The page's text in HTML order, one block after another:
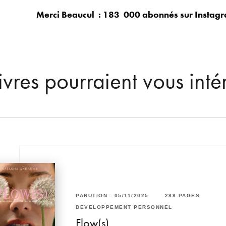
Merci Beaucul : 183 000 abonnés sur
pourraient vous
PAGES
soir
: 06/06/2018
PERSONNEL
la lune et chevaucher les
PARUTION : 05/11/2025 288 PAGES
DÉVELOPPEMENT PERSONNEL
Flow(s)